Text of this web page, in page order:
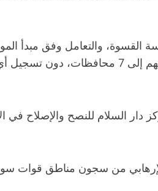
القسوة، والتعامل وفق مبدأ
استعادة أكثر من 21 ألف مواطن عراقي من مخيم الهول،
دار السلام للنصح والإصلاح
من سجون مناطق قوات